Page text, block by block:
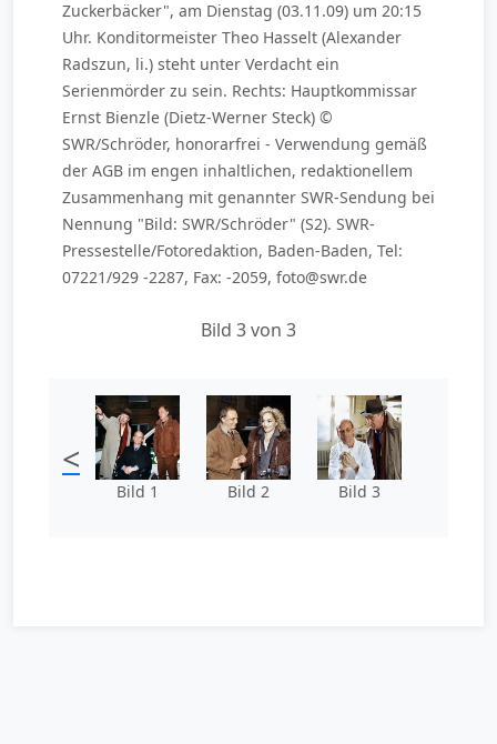
Zuckerbäcker", am Dienstag (03.11.09) um 20:15
Uhr. Konditormeister Theo Hasselt (Alexander
Radszun, li.) steht unter Verdacht ein
Serienmörder zu sein. Rechts: Hauptkommissar
Ernst Bienzle (Dietz-Werner Steck) ©
SWR/Schröder, honorarfrei - Verwendung gemäß
der AGB im engen inhaltlichen, redaktionellem
Zusammenhang mit genannter SWR-Sendung bei
Nennung "Bild: SWR/Schröder" (S2). SWR-
Pressestelle/Fotoredaktion, Baden-Baden, Tel:
07221/929 -2287, Fax: -2059, foto@swr.de
Bild 3 von 3
<
Bild 1 Bild 2 Bild 3